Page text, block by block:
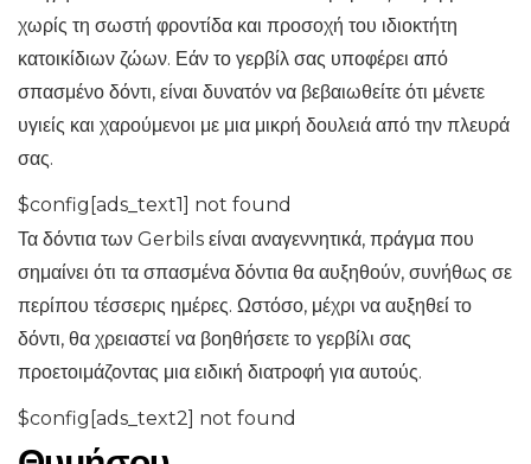
χωρίς τη σωστή φροντίδα και προσοχή του ιδιοκτήτη
κατοικίδιων ζώων. Εάν το γερβίλ σας υποφέρει από
σπασμένο δόντι, είναι δυνατόν να βεβαιωθείτε ότι μένετε
υγιείς και χαρούμενοι με μια μικρή δουλειά από την πλευρά
σας.
$config[ads_text1] not found
Τα δόντια των Gerbils είναι αναγεννητικά, πράγμα που
σημαίνει ότι τα σπασμένα δόντια θα αυξηθούν, συνήθως σε
περίπου τέσσερις ημέρες. Ωστόσο, μέχρι να αυξηθεί το
δόντι, θα χρειαστεί να βοηθήσετε το γερβίλι σας
προετοιμάζοντας μια ειδική διατροφή για αυτούς.
$config[ads_text2] not found